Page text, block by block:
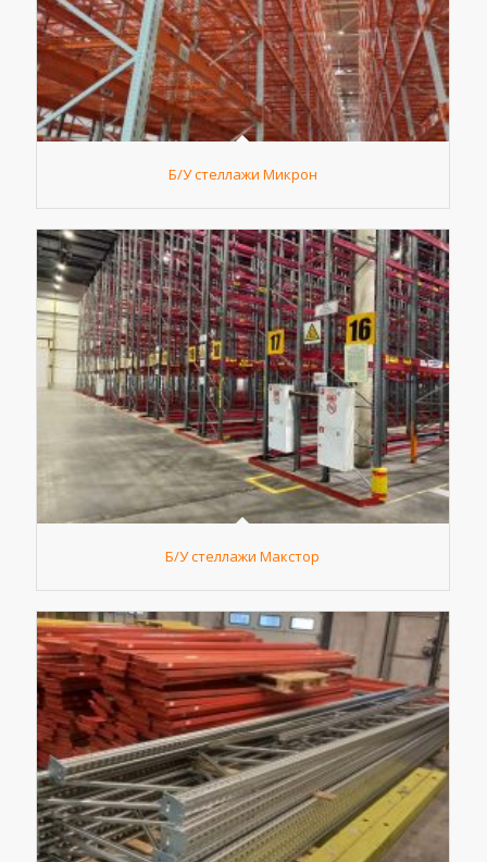
Б/У стеллажи Микрон
Б/У стеллажи Макстор